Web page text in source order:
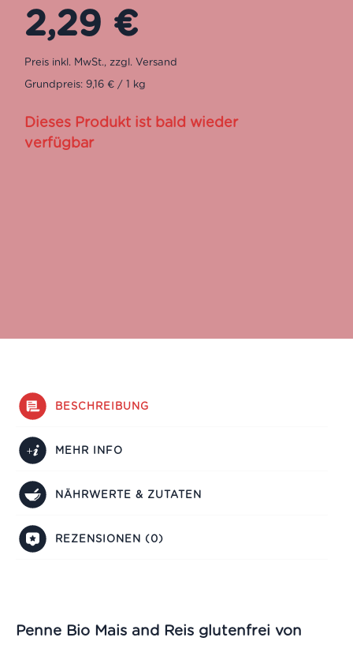
2,29 €
Grundpreis: 9,16 € / 1 kg
Dieses Produkt ist bald wieder
verfügbar
BESCHREIBUNG
MEHR INFO
NÄHRWERTE & ZUTATEN
REZENSIONEN (0)
Penne Bio Mais and Reis glutenfrei von